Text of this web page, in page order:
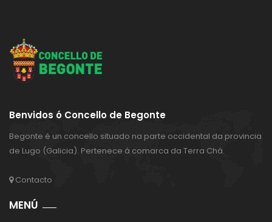
Benvidos ó Concello de Begonte
Begonte é un concello situado na parte occidental da provincia
de Lugo (Galicia). Pertenece á comarca da Terra Chá.
Contacto
MENÚ